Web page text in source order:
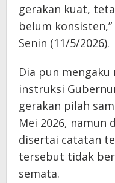
gerakan kuat,
belum
Senin (11/5/2026).
Dia pun
instruksi
gerakan pilah
Mei 2026, namun
disertai catatan
tersebut tidak
semata.